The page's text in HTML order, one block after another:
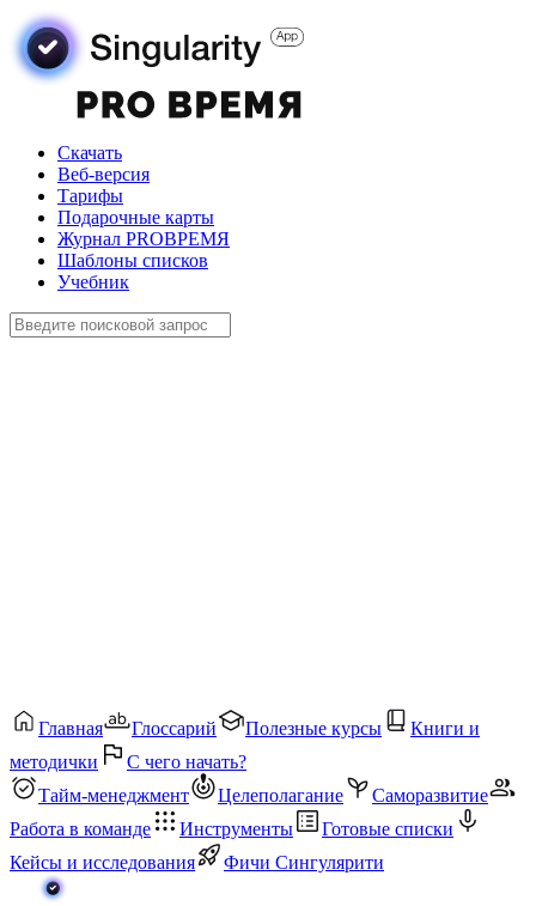
Скачать
Веб-версия
Тарифы
Подарочные карты
Журнал PROВРЕМЯ
Шаблоны списков
Учебник
Главная Глоссарий Полезные курсы
Книги и
методички
С чего начать?
Тайм-менеджмент
Целеполагание
Саморазвитие
Работа в команде
Инструменты
Готовые списки
Кейсы и исследования
Фичи Сингулярити